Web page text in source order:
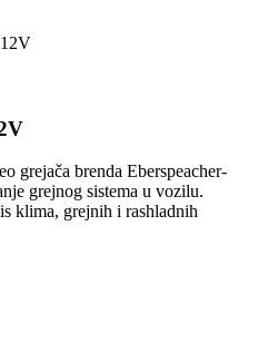
grejača brenda Eberspeacher-
grejnog sistema u vozilu.
klima, grejnih i rashladnih